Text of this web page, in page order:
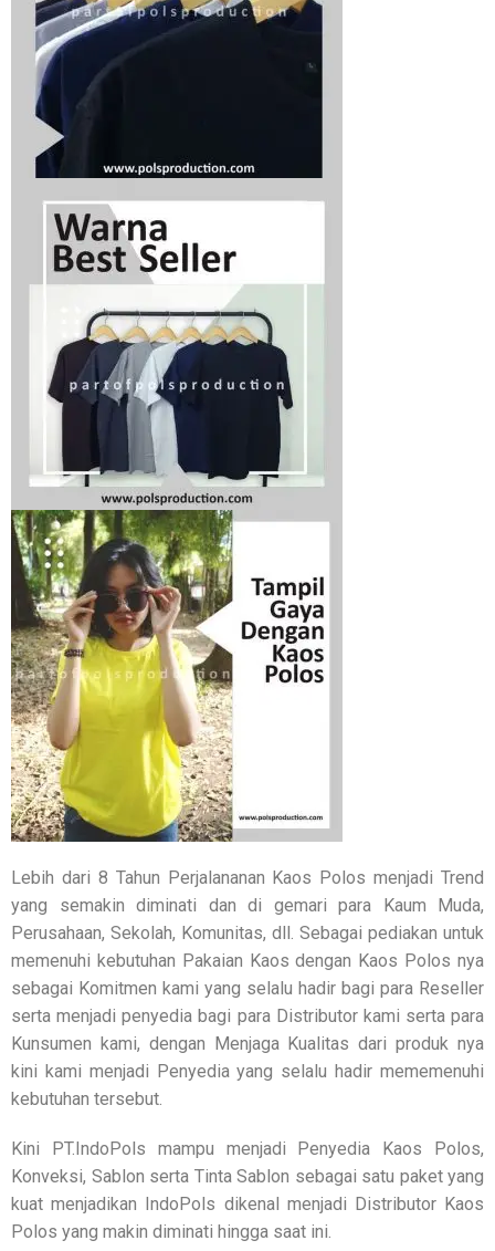
Lebih dari 8 Tahun Perjalananan Kaos Polos menjadi Trend
yang semakin diminati dan di gemari para Kaum Muda,
Perusahaan, Sekolah, Komunitas, dll. Sebagai pediakan untuk
memenuhi kebutuhan Pakaian Kaos dengan Kaos Polos nya
sebagai Komitmen kami yang selalu hadir bagi para Reseller
serta menjadi penyedia bagi para Distributor kami serta para
Kunsumen kami, dengan Menjaga Kualitas dari produk nya
kini kami menjadi Penyedia yang selalu hadir mememenuhi
kebutuhan tersebut.
Kini PT.IndoPols mampu menjadi Penyedia Kaos Polos,
Konveksi, Sablon serta Tinta Sablon sebagai satu paket yang
kuat menjadikan IndoPols dikenal menjadi Distributor Kaos
Polos yang makin diminati hingga saat ini.